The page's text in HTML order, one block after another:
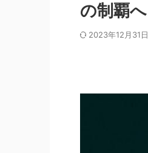
の制覇へ
2023年12月31日